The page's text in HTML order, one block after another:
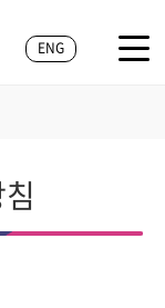
ENG